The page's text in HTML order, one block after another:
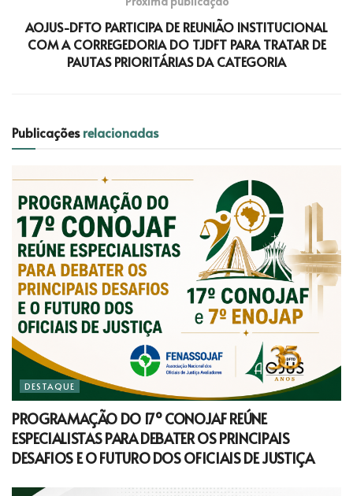
AOJUS-DFTO PARTICIPA DE REUNIÃO INSTITUCIONAL
COM A CORREGEDORIA DO TJDFT PARA TRATAR DE
PAUTAS PRIORITÁRIAS DA CATEGORIA
Publicaçõesrelacionadas
DESTAQUE
PROGRAMAÇÃO DO 17º CONOJAF REÚNE
ESPECIALISTAS PARA DEBATER OS PRINCIPAIS
DESAFIOS E O FUTURO DOS OFICIAIS DE JUSTIÇA